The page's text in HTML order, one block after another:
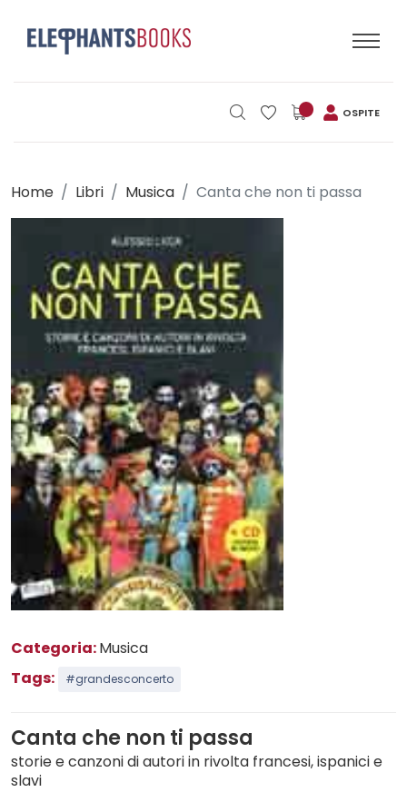
OSPITE
Home Libri Musica Canta che non ti passa
Categoria:Musica
Tags:
#grandesconcerto
Canta che non ti passa
storie e canzoni di autori in rivolta francesi, ispanici e
slavi